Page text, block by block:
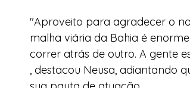
"Aproveito para agradecer o
malha viária da Bahia é
correr atrás de outro. A gente
, destacou Neusa, adiantando